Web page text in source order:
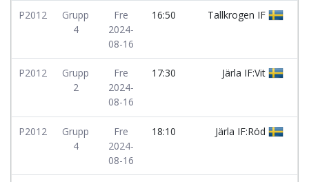
P2012
Grupp
4
Fre
2024-
08-16
16:50 Tallkrogen IF
P2012
Grupp
2
Fre
2024-
08-16
17:30 Järla IF:Vit
P2012
Grupp
4
Fre
2024-
08-16
18:10 Järla IF:Röd